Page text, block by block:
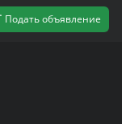
Подать объявление